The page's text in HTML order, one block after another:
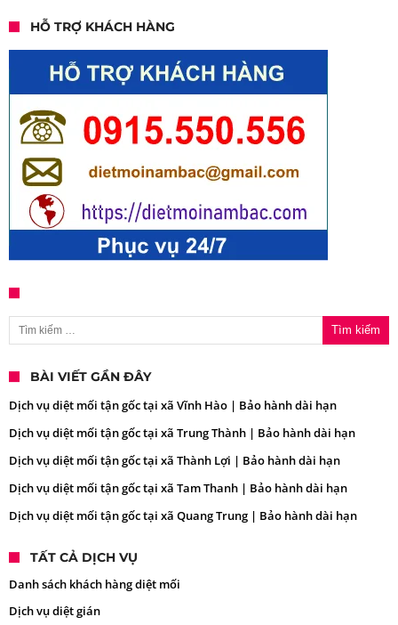
HỖ TRỢ KHÁCH HÀNG
Tìm kiếm cho:
BÀI VIẾT GẦN ĐÂY
Dịch vụ diệt mối tận gốc tại xã Vĩnh Hào | Bảo hành dài hạn
Dịch vụ diệt mối tận gốc tại xã Trung Thành | Bảo hành dài hạn
Dịch vụ diệt mối tận gốc tại xã Thành Lợi | Bảo hành dài hạn
Dịch vụ diệt mối tận gốc tại xã Tam Thanh | Bảo hành dài hạn
Dịch vụ diệt mối tận gốc tại xã Quang Trung | Bảo hành dài hạn
TẤT CẢ DỊCH VỤ
Danh sách khách hàng diệt mối
Dịch vụ diệt gián